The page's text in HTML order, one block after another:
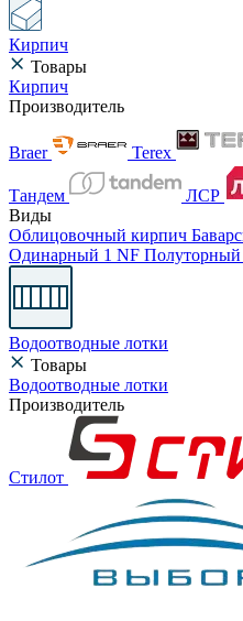
Кирпич
Товары
Кирпич
Производитель
Braer Terex
Тандем
ЛСР
Виды
Облицовочный кирпич
Одинарный 1 NF Полуторный
Водоотводные лотки
Товары
Водоотводные лотки
Производитель
Стилот